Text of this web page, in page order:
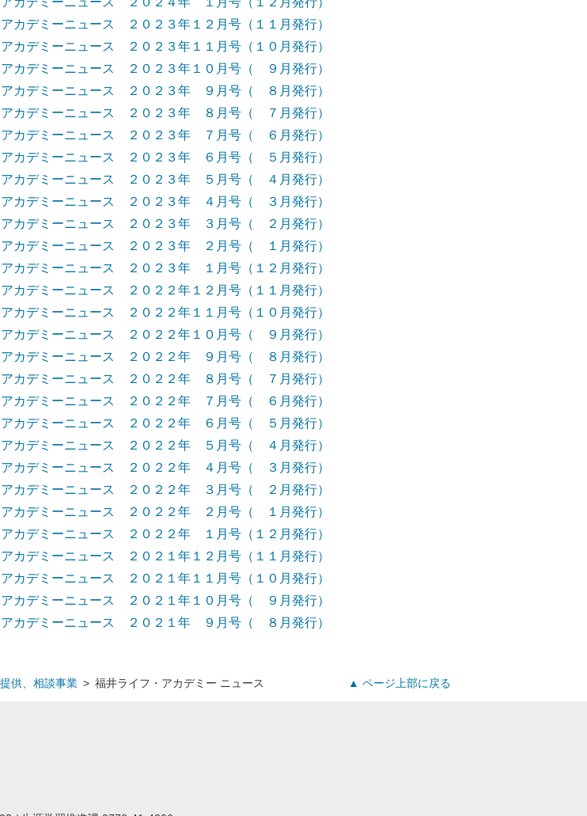
カデミーニュース ２０２３年１２月号（１１月発行）
カデミーニュース ２０２３年１１月号（１０月発行）
カデミーニュース ２０２３年１０月号（ ９月発行）
アカデミーニュース ２０２３年 ９月号（ ８月発行）
アカデミーニュース ２０２３年 ８月号（ ７月発行）
アカデミーニュース ２０２３年 ７月号（ ６月発行）
アカデミーニュース ２０２３年 ６月号（ ５月発行）
アカデミーニュース ２０２３年 ５月号（ ４月発行）
アカデミーニュース ２０２３年 ４月号（ ３月発行）
アカデミーニュース ２０２３年 ３月号（ ２月発行）
アカデミーニュース ２０２３年 ２月号（ １月発行）
カデミーニュース ２０２３年 １月号（１２月発行）
カデミーニュース ２０２２年１２月号（１１月発行）
カデミーニュース ２０２２年１１月号（１０月発行）
カデミーニュース ２０２２年１０月号（ ９月発行）
アカデミーニュース ２０２２年 ９月号（ ８月発行）
アカデミーニュース ２０２２年 ８月号（ ７月発行）
アカデミーニュース ２０２２年 ７月号（ ６月発行）
アカデミーニュース ２０２２年 ６月号（ ５月発行）
アカデミーニュース ２０２２年 ５月号（ ４月発行）
アカデミーニュース ２０２２年 ４月号（ ３月発行）
アカデミーニュース ２０２２年 ３月号（ ２月発行）
アカデミーニュース ２０２２年 ２月号（ １月発行）
カデミーニュース ２０２２年 １月号（１２月発行）
カデミーニュース ２０２１年１２月号（１１月発行）
カデミーニュース ２０２１年１１月号（１０月発行）
カデミーニュース ２０２１年１０月号（ ９月発行）
アカデミーニュース ２０２１年 ９月号（ ８月発行）
供、相談事業 > 福井ライフ・アカデミー ニュース ▲ ページ上部に戻る